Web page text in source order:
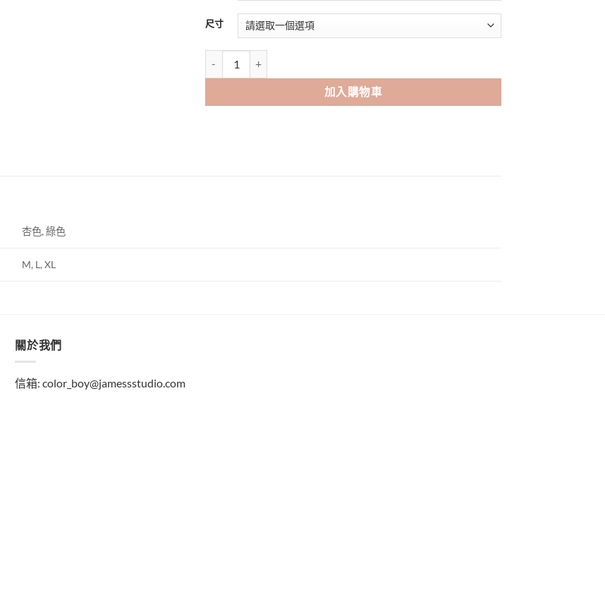
尺寸
加入購物車
杏色, 綠色
M, L, XL
關於我們
信箱: color_boy@jamessstudio.com